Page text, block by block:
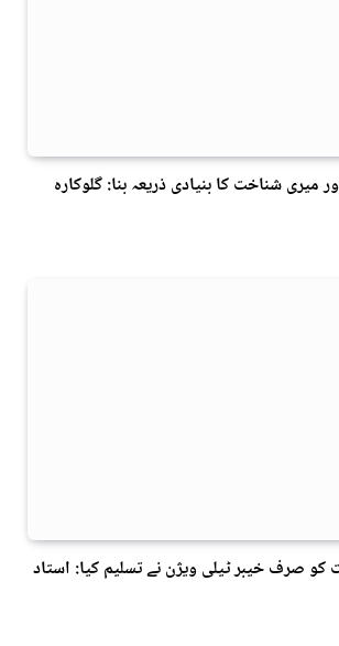
میری شناخت کا بنیادی ذریعہ بنا: گلوکارہ
کو صرف خیبر ٹیلی ویژن نے تسلیم کیا: استاد